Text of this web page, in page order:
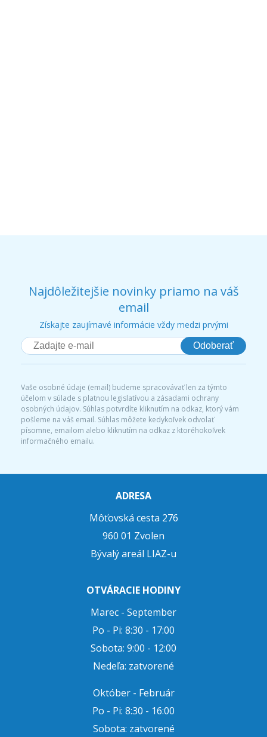
Najdôležitejšie novinky priamo na váš
email
Získajte zaujímavé informácie vždy medzi prvými
Odoberať
Vaše osobné údaje (email) budeme spracovávať len za týmto
účelom v súlade s platnou legislatívou a zásadami ochrany
osobných údajov. Súhlas potvrdíte kliknutím na odkaz, ktorý vám
pošleme na váš email. Súhlas môžete kedykoľvek odvolať
písomne, emailom alebo kliknutím na odkaz z ktoréhokoľvek
informačného emailu.
ADRESA
Môťovská cesta 276
960 01 Zvolen
Bývalý areál LIAZ-u
OTVÁRACIE HODINY
Marec - September
Po - Pi: 8:30 - 17:00
Sobota: 9:00 - 12:00
Nedeľa: zatvorené
Október - Február
Po - Pi: 8:30 - 16:00
Sobota: zatvorené